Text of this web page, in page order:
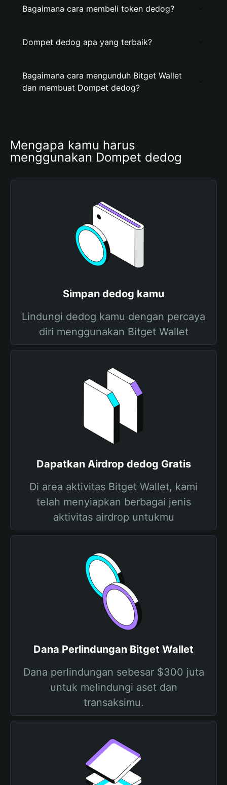
Bagaimana cara membeli token dedog?
Dompet dedog apa yang terbaik?
Bagaimana cara mengunduh Bitget Wallet
dan membuat Dompet dedog?
Mengapa kamu harus
menggunakan Dompet dedog
Simpan dedog kamu
Lindungi dedog kamu dengan percaya
diri menggunakan Bitget Wallet
Dapatkan Airdrop dedog Gratis
Di area aktivitas Bitget Wallet, kami
telah menyiapkan berbagai jenis
aktivitas airdrop untukmu
Dana Perlindungan Bitget Wallet
Dana perlindungan sebesar $300 juta
untuk melindungi aset dan
transaksimu.